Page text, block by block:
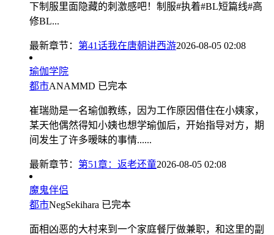
下制服里面隐藏的刺激感吧！制服#执着#BL短篇线#高
修BL...
最新章节： 第41话我在唐朝讲西游2026-08-05 02:08
瑜伽学院
都市ANAMMD 已完本
崔瑞勋是一名瑜伽教练，因为工作原因借住在小姨家，
某天他偶然得知小姨也想学瑜伽后，开始指导对方，期
间发生了许多暧昧的事情......
最新章节： 第51章：返老还童2026-08-05 02:08
魔鬼伴侣
都市NegSekihara 已完本
面相凶恶的大村来到一个家庭餐厅做兼职，和这里的副